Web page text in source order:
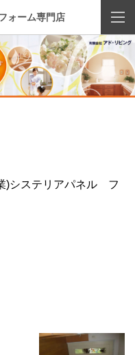
ォーム専門店
システリアパネル フ